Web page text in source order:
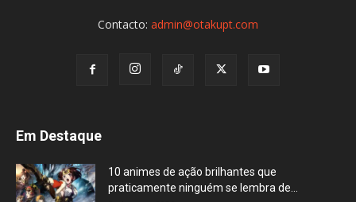
Contacto: admin@otakupt.com
Em Destaque
10 animes de ação brilhantes que
praticamente ninguém se lembra de...